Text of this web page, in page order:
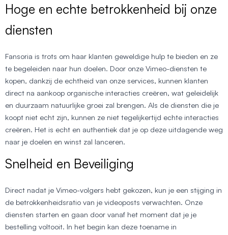
Hoge en echte betrokkenheid bij onze
diensten
Fansoria is trots om haar klanten geweldige hulp te bieden en ze
te begeleiden naar hun doelen. Door onze Vimeo-diensten te
kopen, dankzij de echtheid van onze services, kunnen klanten
direct na aankoop organische interacties creëren, wat geleidelijk
en duurzaam natuurlijke groei zal brengen. Als de diensten die je
koopt niet echt zijn, kunnen ze niet tegelijkertijd echte interacties
creëren. Het is echt en authentiek dat je op deze uitdagende weg
naar je doelen en winst zal lanceren.
Snelheid en Beveiliging
Direct nadat je Vimeo-volgers hebt gekozen, kun je een stijging in
de betrokkenheidsratio van je videoposts verwachten. Onze
diensten starten en gaan door vanaf het moment dat je je
bestelling voltooit. In het begin kan deze toename in